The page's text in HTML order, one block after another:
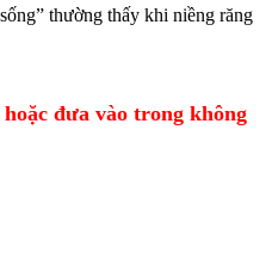
thường thấy khi niềng răng
đưa vào trong không